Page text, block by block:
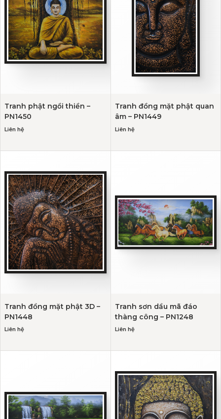
Tranh phật ngồi thiền –
PN1450
Liên hệ
Tranh đồng mặt phật quan
âm – PN1449
Liên hệ
Tranh đồng mặt phật 3D –
PN1448
Liên hệ
Tranh sơn dầu mã đáo
thàng công – PN1248
Liên hệ